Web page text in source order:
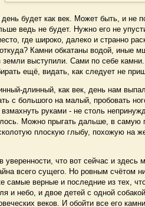
будет как век. Может быть, и не
ведь не будет. Нужно его не
где широко, далеко и странно
Камни обкатаны водой, иные
земли выступили. Сами по себе
ещё, видать, как следует не
длинный, как век, день нам
с большого на малый, пробовать
взмахнуть руками - не столь
Можно прыгать дальше, в самую
плоскую глыбу, похожую на
уверенности, что вот сейчас и здесь
всего сущего. Но ровным счётом
самые верные и последние из тех,
и небо, и двое детей с одной
веков. И обойти все его